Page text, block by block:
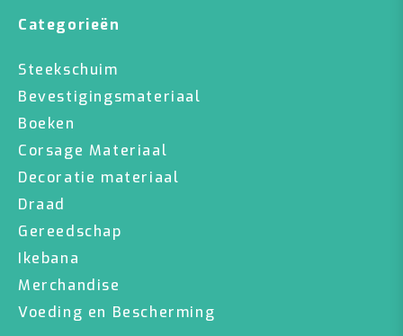
Categorieën
Steekschuim
Bevestigingsmateriaal
Boeken
Corsage Materiaal
Decoratie materiaal
Draad
Gereedschap
Ikebana
Merchandise
Voeding en Bescherming